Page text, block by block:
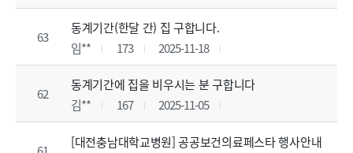
63
동계기간(한달 간) 집 구합니다.
임**
173 2025-11-18
62
동계기간에 집을 비우시는 분 구합니다
김**
167 2025-11-05
[대전충남대학교병원] 공공보건의료페스타 행사안내